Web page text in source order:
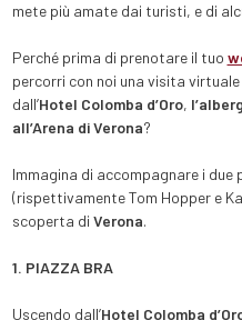
mete più amate dai turisti, e di
Perché prima di prenotare il tuo
percorri con noi una visita
dall’Hotel Colomba d’Oro,
all’Arena di Verona?
Immagina di accompagnare i
(rispettivamente Tom Hopper e
scoperta di Verona.
1. PIAZZA BRA
Uscendo dall’Hotel Colomba